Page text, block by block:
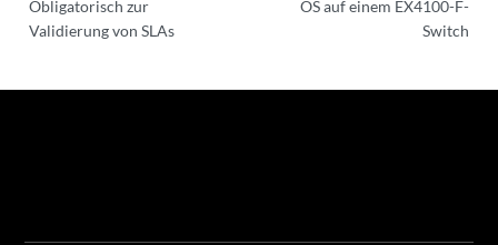
Obligatorisch zur
Validierung von SLAs
OS auf einem EX4100-F-
Switch